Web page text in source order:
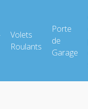
Volets
Roulants
Porte
de
Garage